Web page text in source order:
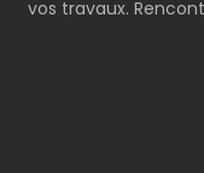
vos travaux.